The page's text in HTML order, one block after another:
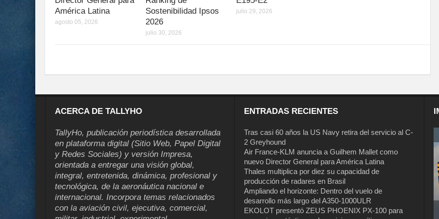
América Latina
agosto 05, 2026
Sostenibilidad Ipsos
2026
julio 30, 2026
julio 29, 2026
ACERCA DE TALLYHO
TallyHo, publicación periodística desarrollada
en plataforma digital (Sitio Web, Papel Digital
y Redes Sociales) y versión Impresa,
orientada a entregar una visión global,
integral, entretenida, dinámica, profesional y
tecnológica, de la aeronáutica nacional e
internacional. Incorpora temas relacionados
con la aviación civil, ejecutiva, comercial,
ENTRADAS RECIENTES
Tras casi 60 años la US Navy retira del servicio al C-
2 Greyhound
Air France-KLM anuncia a Guilhem Mallet como
nuevo Director General para América Latina
Thales multiplica por diez su capacidad de
producción de radares en Brasil
Ampliando el horizonte: Dentro del vuelo de
desarrollo más largo del A350-1000ULR
EKOLOT presentó ZEUS PHOENIX PX-100 para
Tras casi 60 años la US Navy retira del